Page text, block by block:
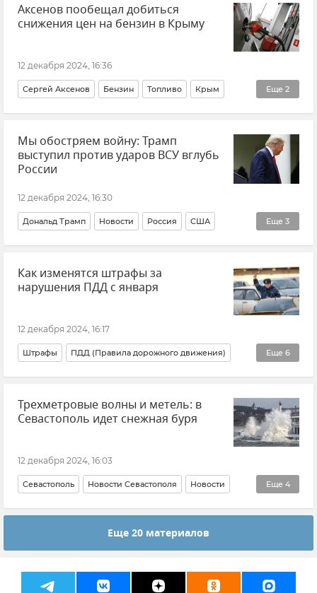
Общество
Аксенов пообещал добиться
снижения цен на бензин в Крыму
12 декабря 2024, 16:36
Еще 2
Сергей Аксенов Бензин Топливо Крым
Новости Крыма Цены в Крыму
Мы обостряем войну: Трамп
выступил против ударов ВСУ вглубь
России
12 декабря 2024, 16:30
Еще 3
Дональд Трамп Новости Россия США
Политика В мире
Удары дальнобойными ракетами вглубь России
Как изменятся штрафы за
нарушения ПДД с января
12 декабря 2024, 16:17
Еще 6
Штрафы ПДД (Правила дорожного движения)
Государственная Дума РФ Закон и право Россия
Общество Дороги Крыма Автомобиль
Трехметровые волны и метель: в
Севастополь идет снежная буря
12 декабря 2024, 16:03
Еще 4
Севастополь Новости Севастополя Новости
МЧС Севастополя Штормовое предупреждение
Еще 20 материалов